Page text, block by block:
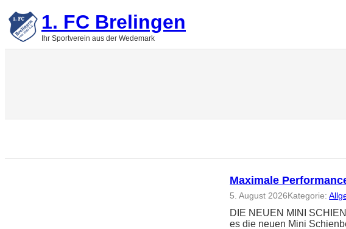
Zum
Inhalt
springen1. FC Brelingen
Ihr Sportverein aus der Wedemark
Maximale
5. August 2026Kategorie:
DIE NEUEN MINI
es die neuen Mini